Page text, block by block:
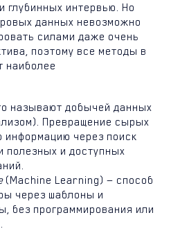
глубинных интервью. Но
данных невозможно
силами даже очень
поэтому все методы в
наиболее
называют добычей данных
Превращение сырых
информацию через поиск
полезных и доступных
(Machine Learning) — способ
через шаблоны и
без программирования или